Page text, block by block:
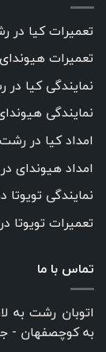
تعمیرات کیا در
تعمیرات
نمایندگی کیا
نمایندگی
امداد کیا در رشت
امداد هیوندای
نمایندگی
تعمیرات تویوتا
تماس با ما
به کوچصفهان -